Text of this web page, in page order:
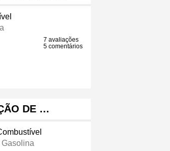
7 avaliações
5 comentários
DE …